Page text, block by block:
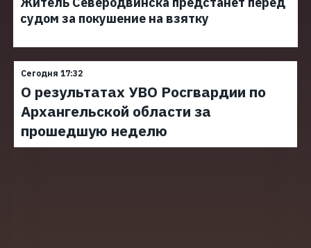
судом за покушение на взятку
Сегодня 17:32
О результатах УВО Росгвардии по
Архангельской области за
прошедшую неделю